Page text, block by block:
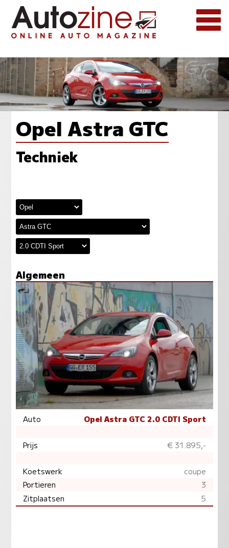
Opel Astra GTC
Techniek
Algemeen
Auto Opel Astra GTC 2.0 CDTI Sport
Prijs € 31.895,-
Koetswerk
coupe
Portieren
3
Zitplaatsen
5